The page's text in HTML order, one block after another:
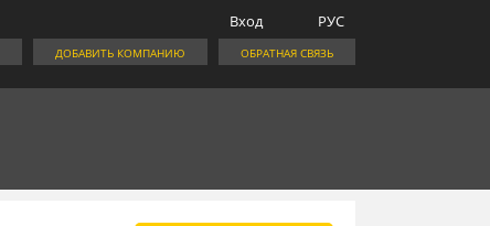
РУС
Вход
ОБРАТНАЯ СВЯЗЬ
ДОБАВИТЬ КОМПАНИЮ